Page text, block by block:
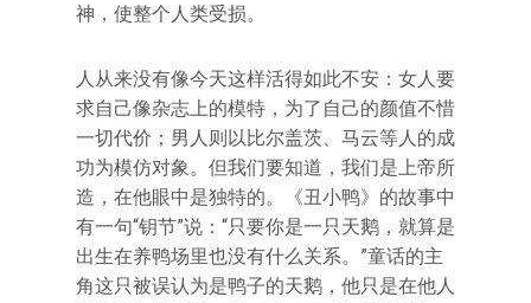
神，使整个人类受损。
人从来没有像今天这样活得如此不安：女人要
求自己像杂志上的模特，为了自己的颜值不惜
一切代价；男人则以比尔盖茨、马云等人的成
功为模仿对象。但我们要知道，我们是上帝所
造，在他眼中是独特的。《丑小鸭》的故事中
有一句“钥节”说：“只要你是一只天鹅，就算是
出生在养鸭场里也没有什么关系。”童话的主
角这只被误认为是鸭子的天鹅，他只是在他人